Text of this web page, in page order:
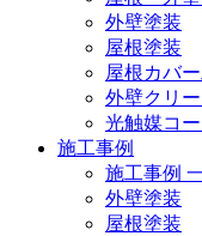
外壁塗装
屋根塗装
屋根カバ
外壁クリ
光触媒コ
施工事例
施工事例
外壁塗装
屋根塗装